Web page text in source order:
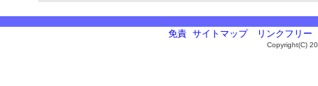
免責 サイトマップ リンクフリー
Copyright(C)